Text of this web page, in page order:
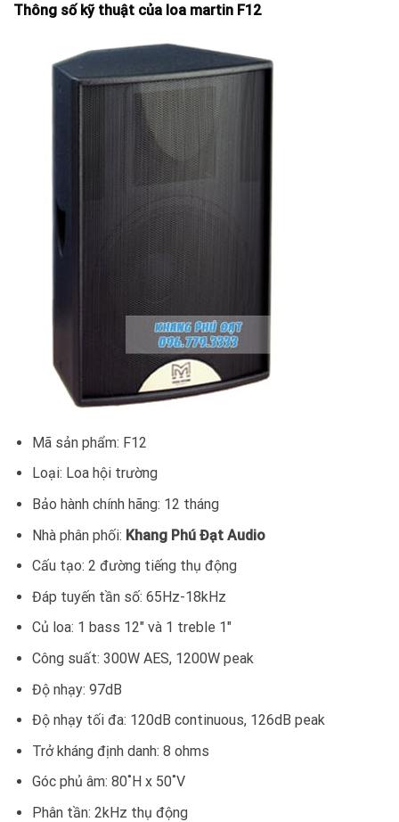
Thông số kỹ thuật của loa martin F12
Mã sản phẩm: F12
Loại: Loa hội trường
Bảo hành chính hãng: 12 tháng
Nhà phân phối: Khang Phú Đạt Audio
Cấu tạo: 2 đường tiếng thụ động
Đáp tuyến tần số: 65Hz-18kHz
Củ loa: 1 bass 12″ và 1 treble 1″
Công suất: 300W AES, 1200W peak
Độ nhạy: 97dB
Độ nhạy tối đa: 120dB continuous, 126dB peak
Trở kháng định danh: 8 ohms
Góc phủ âm: 80˚H x 50˚V
Phân tần: 2kHz thụ động